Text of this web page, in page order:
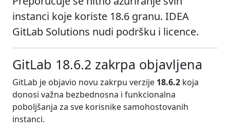
instanci koje koriste 18.6 granu. IDEA
GitLab Solutions nudi podršku i licence.
GitLab 18.6.2 zakrpa objavljena
GitLab je objavio novu zakrpu verzije 18.6.2 koja
donosi važna bezbednosna i funkcionalna
poboljšanja za sve korisnike samohostovanih
instanci.